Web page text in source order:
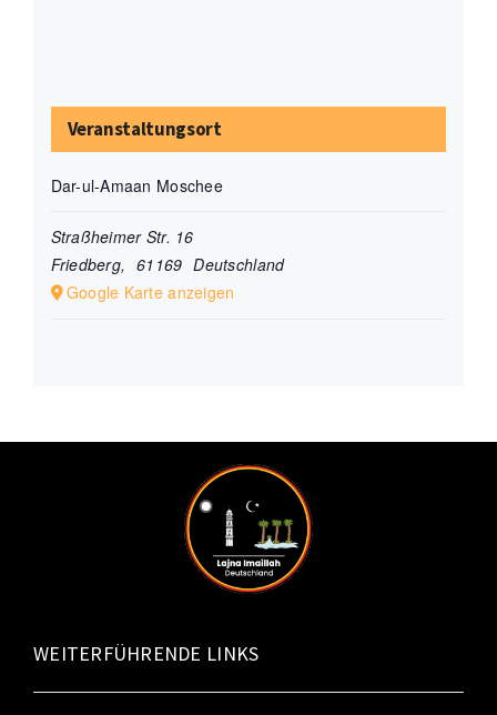
Veranstaltungsort
Dar-ul-Amaan Moschee
Straßheimer Str. 16
Friedberg, 61169 Deutschland
Google Karte anzeigen
WEITERFÜHRENDE LINKS